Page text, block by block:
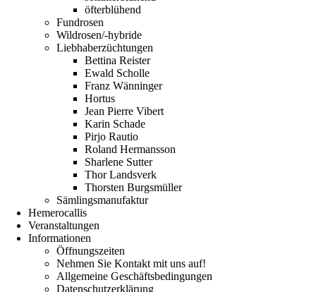
öfterblühend
Fundrosen
Wildrosen/-hybride
Liebhaberzüchtungen
Bettina Reister
Ewald Scholle
Franz Wänninger
Hortus
Jean Pierre Vibert
Karin Schade
Pirjo Rautio
Roland Hermansson
Sharlene Sutter
Thor Landsverk
Thorsten Burgsmüller
Sämlingsmanufaktur
Hemerocallis
Veranstaltungen
Informationen
Öffnungszeiten
Nehmen Sie Kontakt mit uns auf!
Allgemeine Geschäftsbedingungen
Datenschutzerklärung